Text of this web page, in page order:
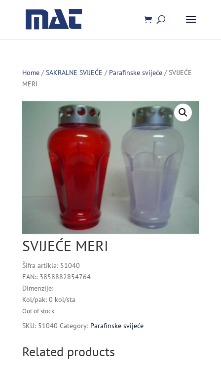
Home/SAKRALNE SVIJEĆE / Parafinske svijeće/ SVIJEĆE
MERI
SVIJEĆE MERI
Šifra artikla: 51040
EAN:: 3858882854764
Dimenzije:
Kol/pak: 0 kol/sta
Out of stock
SKU: 51040 Category: Parafinske svijeće
Related products